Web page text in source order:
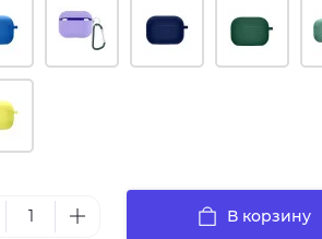
В корзину